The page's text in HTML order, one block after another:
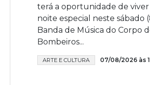
terá a oportunidade de
noite especial neste sábado
Banda de Música do Corpo
Bombeiros...
ARTE E CULTURA 07/08/2026 às